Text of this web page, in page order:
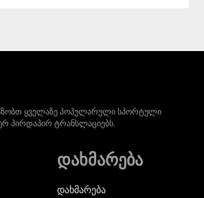
ყველაზე პოპულარული სპორტული
პირდაპირ ტრანსლაციებს.
დახმარება
დახმარება